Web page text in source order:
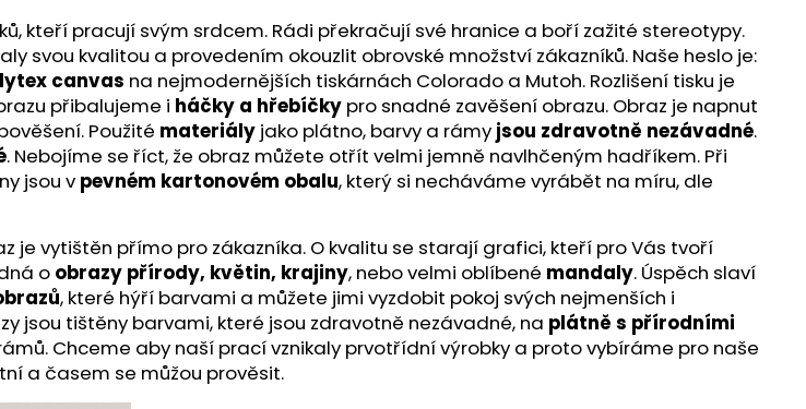
kteří pracují svým srdcem. Rádi překračují své hranice a boří zažité stereotypy.
svou kvalitou a provedením okouzlit obrovské množství zákazníků. Naše heslo je:
canvas na nejmodernějších tiskárnách Colorado a Mutoh. Rozlišení tisku je
přibalujeme i háčky a hřebíčky pro snadné zavěšení obrazu. Obraz je napnut
Použité materiály jako plátno, barvy a rámy jsou zdravotně nezávadné.
. Nebojíme se říct, že obraz můžete otřít velmi jemně navlhčeným hadříkem. Při
jsou v pevném kartonovém obalu, který si necháváme vyrábět na míru, dle
je vytištěn přímo pro zákazníka. O kvalitu se starají grafici, kteří pro Vás tvoří
o obrazy přírody, květin, krajiny, nebo velmi oblíbené mandaly. Úspěch slaví
, které hýří barvami a můžete jimi vyzdobit pokoj svých nejmenších i
jsou tištěny barvami, které jsou zdravotně nezávadné, na plátně s přírodními
Chceme aby naší prací vznikaly prvotřídní výrobky a proto vybíráme pro naše
a časem se můžou prověsit.